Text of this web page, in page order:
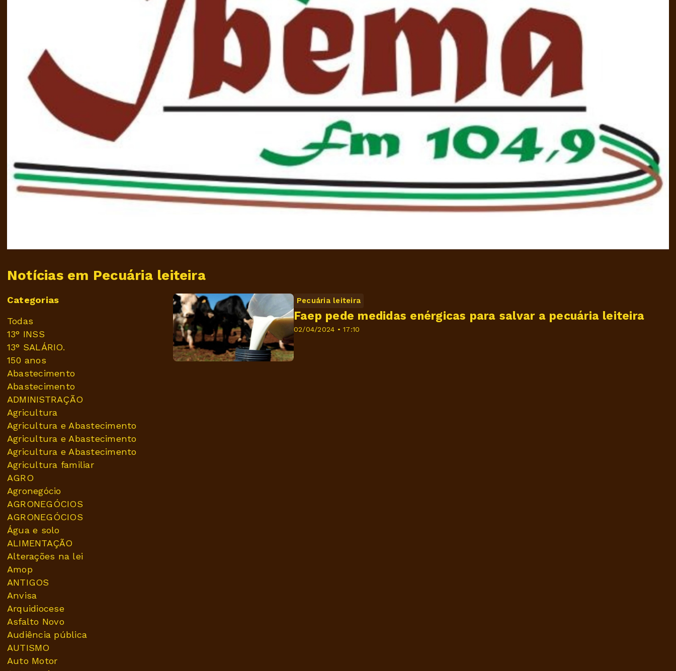
Notícias em Pecuária leiteira
Categorias
Todas
13° INSS
13° SALÁRIO.
150 anos
Abastecimento
Abastecimento
ADMINISTRAÇÃO
Agricultura
Agricultura e Abastecimento
Agricultura e Abastecimento
Agricultura e Abastecimento
Agricultura familiar
AGRO
Agronegócio
AGRONEGÓCIOS
AGRONEGÓCIOS
Água e solo
ALIMENTAÇÃO
Alterações na lei
Amop
ANTIGOS
Anvisa
Arquidiocese
Asfalto Novo
Audiência pública
AUTISMO
Auto Motor
Pecuária leiteira
02/04/2024 • 17:10
Faep pede medidas enérgicas para salvar a pecuária leiteira